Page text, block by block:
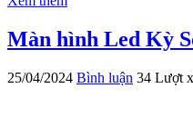
Màn hình Led Kỳ
25/04/2024 Bình luận 34 Lượt